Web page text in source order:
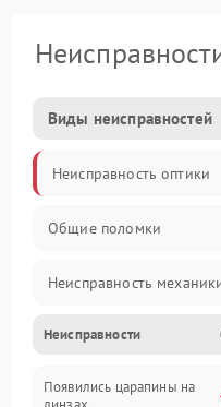
Виды неисправностей
Неисправность оптики
Общие поломки
Неисправность
Неисправность
Неисправности
Появились царапины на